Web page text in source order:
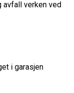
avfall verken ved
i garasjen